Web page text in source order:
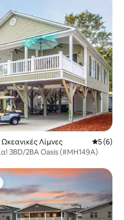
Λίμνες Μέση
5 (6)
3BD/2BA Oasis (#MH149A)